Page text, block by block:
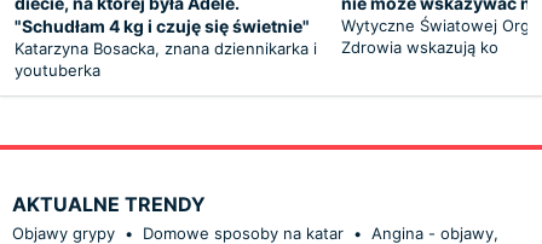
"Schudłam 4 kg i czuję się świetnie"
Katarzyna Bosacka, znana dziennikarka i
youtuberka
Wytyczne Światowej
Zdrowia wskazują ko
AKTUALNE TRENDY
Objawy grypy • Domowe sposoby na katar • Angina - objawy,